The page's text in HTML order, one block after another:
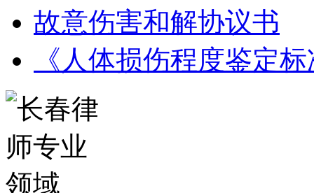
故意伤害和解协议书
《人体损伤程度鉴定